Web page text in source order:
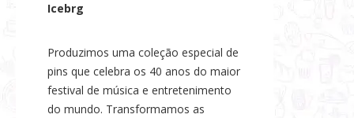
Icebrg
Produzimos uma coleção especial de
pins que celebra os 40 anos do maior
festival de música e entretenimento
do mundo. Transformamos as